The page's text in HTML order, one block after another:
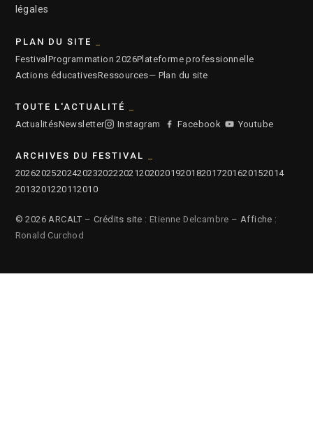
légales
PLAN DU SITE
Festival Programmation 2026Plateforme professionnelle
Actions éducativesRessources— Plan du site
TOUTE L'ACTUALITÉ
ActualitésNewsletter Instagram Facebook Youtube
ARCHIVES DU FESTIVAL
2026202520242023202220212020201920182017201620152014
2013201220112010
© 2026 ARCALT – Crédits site : Etienne Delcambre – Affiche :
Ronald Curchod